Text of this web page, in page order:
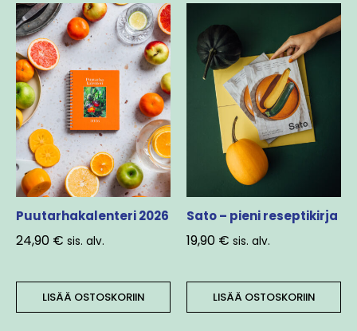
Puutarhakalenteri 2026
24,90 € sis. alv.
LISÄÄ OSTOSKORIIN
Sato – pieni reseptikirja
19,90 € sis. alv.
LISÄÄ OSTOSKORIIN